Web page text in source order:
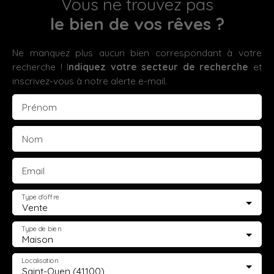
le bien de vos rêves ?
Ne manquez plus aucun bien correspondant à votre
recherche ! Indiquez votre secteur de recherche et
inscrivez-vous à notre alerte e-mail.
Prénom
Nom
Email
Vente
Type d'offre
Maison
Type de bien
Saint-Ouen (41100)
Localisation